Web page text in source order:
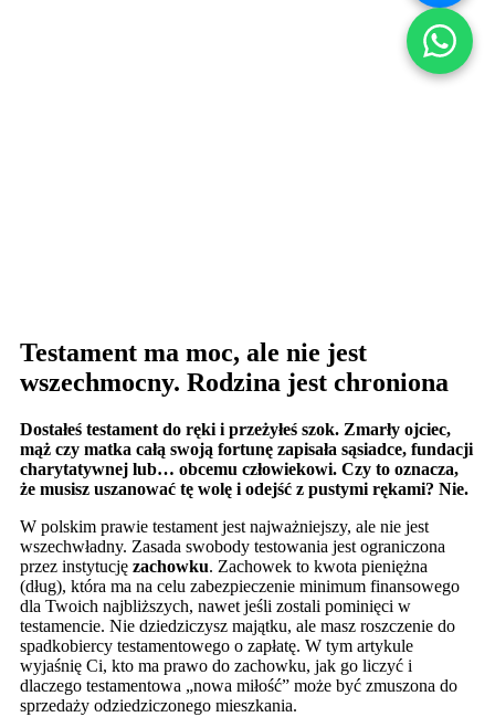
Testament ma moc, ale nie jest
wszechmocny. Rodzina jest chroniona
Dostałeś testament do ręki i przeżyłeś szok. Zmarły ojciec,
mąż czy matka całą swoją fortunę zapisała sąsiadce, fundacji
charytatywnej lub… obcemu człowiekowi. Czy to oznacza,
że musisz uszanować tę wolę i odejść z pustymi rękami? Nie.
W polskim prawie testament jest najważniejszy, ale nie jest
wszechwładny. Zasada swobody testowania jest ograniczona
przez instytucję zachowku. Zachowek to kwota pieniężna
(dług), która ma na celu zabezpieczenie minimum finansowego
dla Twoich najbliższych, nawet jeśli zostali pominięci w
testamencie. Nie dziedziczysz majątku, ale masz roszczenie do
spadkobiercy testamentowego o zapłatę. W tym artykule
wyjaśnię Ci, kto ma prawo do zachowku, jak go liczyć i
dlaczego testamentowa „nowa miłość” może być zmuszona do
sprzedaży odziedziczonego mieszkania.